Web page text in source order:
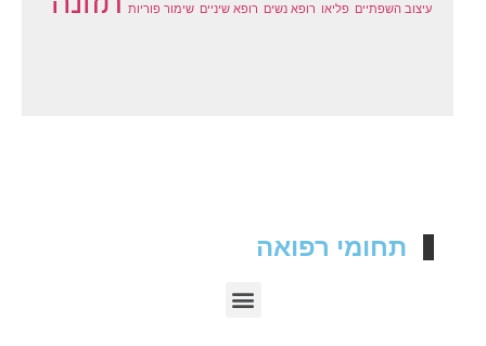
עיצוב השפתיים פליאו רופא נשים רופא שיניים שימור פוריות
תחומי רפואה